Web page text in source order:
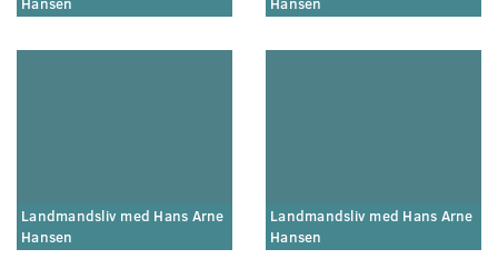
Landmandsliv med Hans Arne
Hansen
Landmandsliv med Hans Arne
Hansen